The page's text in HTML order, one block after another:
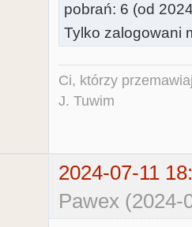
pobrań: 6 (od
Tylko zalogowani
Ci, którzy
J. Tuwim
2024-07-11
Pawex (2024-